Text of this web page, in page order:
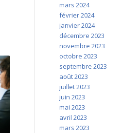
mars 2024
février 2024
janvier 2024
décembre 2023
novembre 2023
octobre 2023
septembre 2023
août 2023
juillet 2023
juin 2023
mai 2023
avril 2023
mars 2023